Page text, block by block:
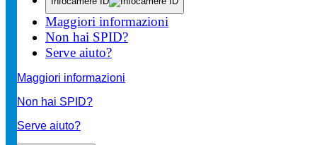
Maggiori informazioni
Non hai SPID?
Serve aiuto?
Maggiori informazioni
Non hai SPID?
Serve aiuto?